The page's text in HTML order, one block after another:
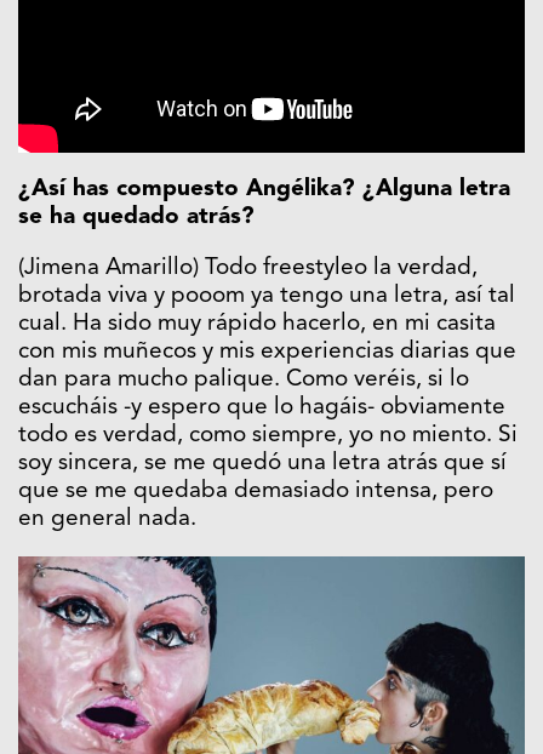
¿Así has compuesto Angélika? ¿Alguna letra
se ha quedado atrás?
(Jimena Amarillo) Todo freestyleo la verdad,
brotada viva y pooom ya tengo una letra, así tal
cual. Ha sido muy rápido hacerlo, en mi casita
con mis muñecos y mis experiencias diarias que
dan para mucho palique. Como veréis, si lo
escucháis -y espero que lo hagáis- obviamente
todo es verdad, como siempre, yo no miento. Si
soy sincera, se me quedó una letra atrás que sí
que se me quedaba demasiado intensa, pero
en general nada.